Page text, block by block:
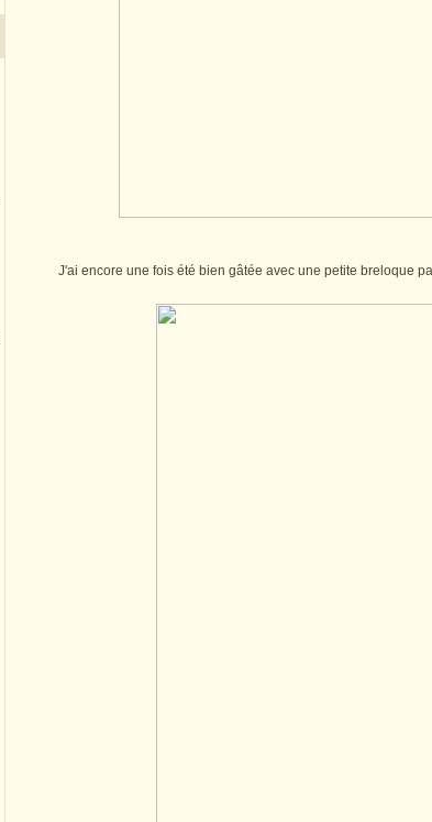
J'ai encore une fois été bien gâtée avec une petite breloque